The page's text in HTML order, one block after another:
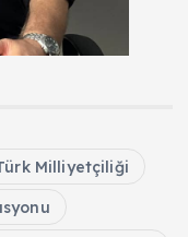
Milliyetçiliği